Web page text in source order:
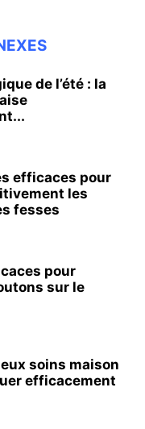
de l’été : la
efficaces pour
les
fesses
pour
sur le
soins maison
efficacement